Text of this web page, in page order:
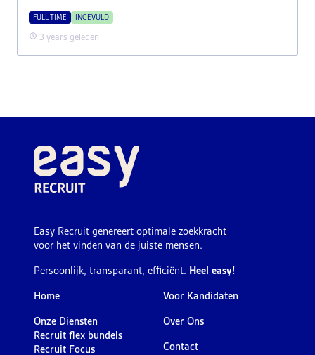
FULL-TIME INGEVULD
3 years geleden
Easy Recruit genereert optimale zoekkracht
voor het vinden van de juiste mensen.
Persoonlijk, transparant, efﬁciënt. Heel easy!
Home
Onze Diensten
Recruit flex bundels
Recruit Focus
Voor Kandidaten
Over Ons
Contact